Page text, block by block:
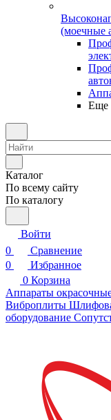
(моечные
Еще
Каталог
По всему сайту
По каталогу
Войти
0
Сравнение
0
Избранное
0 Корзина
Аппараты
Виброплиты
оборудование